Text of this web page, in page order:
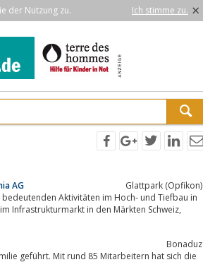
der Nutzung zu. Ich stimme zu. ×
AG
Glattpark (Opfikon)
Aktivitäten im Hoch- und Tiefbau in
Bonaduz
geführt. Mit rund 85 Mitarbeitern hat sich die